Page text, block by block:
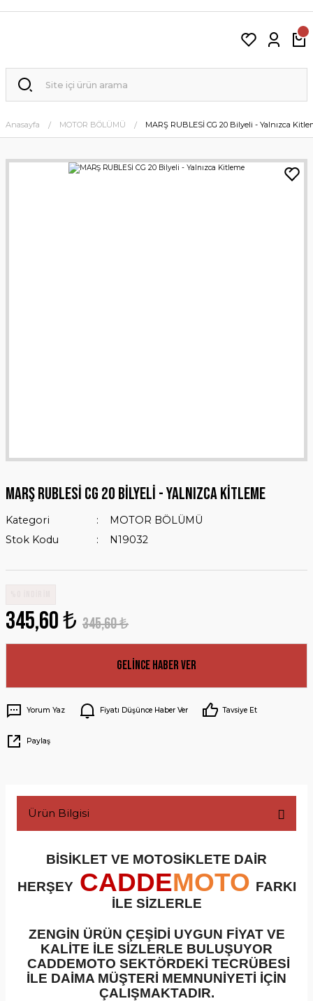
Anasayfa MOTOR BÖLÜMÜ MARŞ RUBLESİ CG 20 Bilyeli - Yalnızca
MARŞ RUBLESİ CG 20 Bilyeli - Yalnızca Kitleme
Kategori
MOTOR BÖLÜMÜ
Stok Kodu
N19032
345,60 ₺ 345,60 ₺
Gelince Haber Ver
Yorum Yaz Fiyatı Düşünce Haber Ver Tavsiye Et
Paylaş
Ürün Bilgisi
BİSİKLET VE MOTOSİKLETE DAİR
HERŞEY CADDEMOTO FARKI
İLE SİZLERLE
ZENGİN ÜRÜN ÇEŞİDİ UYGUN FİYAT VE
KALİTE İLE SİZLERLE BULUŞUYOR
CADDEMOTO SEKTÖRDEKİ TECRÜBESİ
İLE DAİMA MÜŞTERİ MEMNUNİYETİ İÇİN
ÇALIŞMAKTADIR.